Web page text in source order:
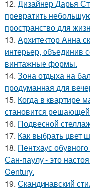
12. Дизайнер Дарья
превратить
пространство для
13. Архитектор Анна
интерьер, объединив
винтажные формы.
14. Зона отдыха на
продуманная для
15. Когда в квартире
становится
16. Подвесной
17. Как выбрать цвет
18. Пентхаус
Сан-паулу - это
Century.
19. Скандинавский